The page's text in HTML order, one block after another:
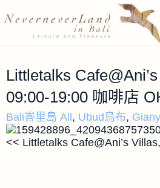
Littletalks
09:00-19:00 咖啡店
Bali峇里島 All , Ubud烏布,
<< Littletalks Cafe@Ani’s